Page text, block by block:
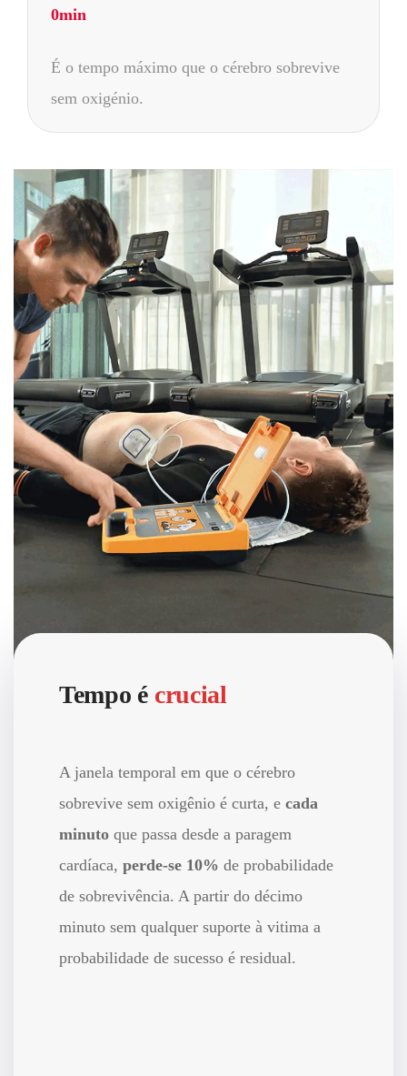
0min
É o tempo máximo que o cérebro sobrevive
sem oxigénio.
Tempo é crucial
A janela temporal em que o cérebro
sobrevive sem oxigênio é curta, e cada
minuto que passa desde a paragem
cardíaca, perde-se 10% de probabilidade
de sobrevivência. A partir do décimo
minuto sem qualquer suporte à vitima a
probabilidade de sucesso é residual.